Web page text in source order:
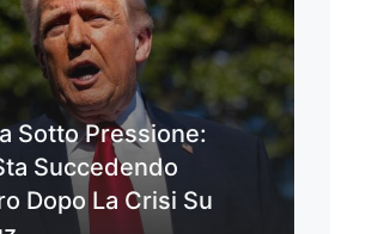
Sotto Pressione:
Succedendo
Dopo La Crisi Su